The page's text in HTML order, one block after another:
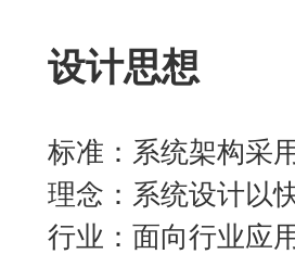
设计思想
标准：系统架构采
理念：系统设计以
行业：面向行业应